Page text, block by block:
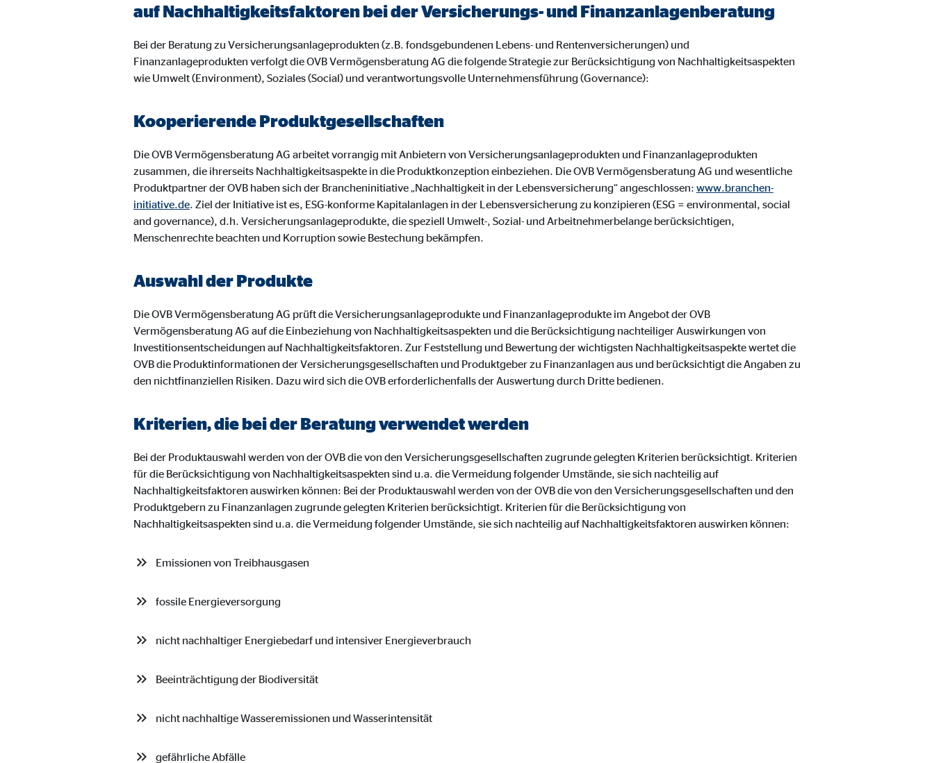
auf Nachhaltigkeitsfaktoren bei der Versicherungs- und Finanzanlagenberatung
Bei der Beratung zu Versicherungsanlageprodukten (z.B. fondsgebundenen Lebens- und Rentenversicherungen) und
Finanzanlageprodukten verfolgt die OVB Vermögensberatung AG die folgende Strategie zur Berücksichtigung von Nachhaltigkeitsaspekten
wie Umwelt (Environment), Soziales (Social) und verantwortungsvolle Unternehmensführung (Governance):
Kooperierende Produktgesellschaften
Die OVB Vermögensberatung AG arbeitet vorrangig mit Anbietern von Versicherungsanlageprodukten und Finanzanlageprodukten
zusammen, die ihrerseits Nachhaltigkeitsaspekte in die Produktkonzeption einbeziehen. Die OVB Vermögensberatung AG und wesentliche
Produktpartner der OVB haben sich der Brancheninitiative „Nachhaltigkeit in der Lebensversicherung“ angeschlossen: www.branchen-
initiative.de. Ziel der Initiative ist es, ESG-konforme Kapitalanlagen in der Lebensversicherung zu konzipieren (ESG = environmental, social
and governance), d.h. Versicherungsanlageprodukte, die speziell Umwelt-, Sozial- und Arbeitnehmerbelange berücksichtigen,
Menschenrechte beachten und Korruption sowie Bestechung bekämpfen.
Auswahl der Produkte
Die OVB Vermögensberatung AG prüft die Versicherungsanlageprodukte und Finanzanlageprodukte im Angebot der OVB
Vermögensberatung AG auf die Einbeziehung von Nachhaltigkeitsaspekten und die Berücksichtigung nachteiliger Auswirkungen von
Investitionsentscheidungen auf Nachhaltigkeitsfaktoren. Zur Feststellung und Bewertung der wichtigsten Nachhaltigkeitsaspekte wertet die
OVB die Produktinformationen der Versicherungsgesellschaften und Produktgeber zu Finanzanlagen aus und berücksichtigt die Angaben zu
den nichtfinanziellen Risiken. Dazu wird sich die OVB erforderlichenfalls der Auswertung durch Dritte bedienen.
Kriterien, die bei der Beratung verwendet werden
Bei der Produktauswahl werden von der OVB die von den Versicherungsgesellschaften zugrunde gelegten Kriterien berücksichtigt. Kriterien
für die Berücksichtigung von Nachhaltigkeitsaspekten sind u.a. die Vermeidung folgender Umstände, sie sich nachteilig auf
Nachhaltigkeitsfaktoren auswirken können: Bei der Produktauswahl werden von der OVB die von den Versicherungsgesellschaften und den
Produktgebern zu Finanzanlagen zugrunde gelegten Kriterien berücksichtigt. Kriterien für die Berücksichtigung von
Nachhaltigkeitsaspekten sind u.a. die Vermeidung folgender Umstände, sie sich nachteilig auf Nachhaltigkeitsfaktoren auswirken können:
Emissionen von Treibhausgasen
fossile Energieversorgung
nicht nachhaltiger Energiebedarf und intensiver Energieverbrauch
Beeinträchtigung der Biodiversität
nicht nachhaltige Wasseremissionen und Wasserintensität
gefährliche Abfälle
Anbieter: Google Ireland Ltd.
Einbinden von Videos
24 Monate
JW Player | Empfänger: OVB, Long Tail Ad Solutions Inc.
Anbieter: LongTail Ad Solutions Inc.
Zweck: Einbinden von Videos
Cookie Laufzeit: 24 Monate
Anbieter: Expert Systems AG
Zweck: Darstellung des Bewertungssiegel
Cookie Laufzeit: 30 Tage
Einbinden von Videos